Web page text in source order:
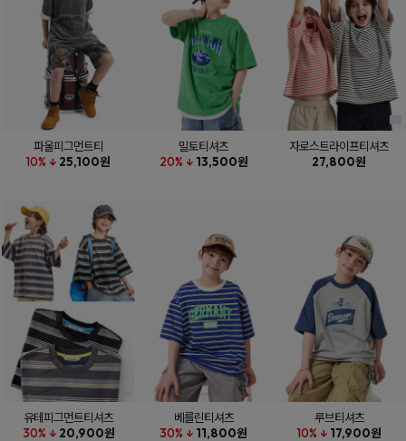
파울피그먼트티
10% ↓ 25,100원
밀토티셔츠
20% ↓ 13,500원
자로스트라이프티셔츠
27,800원
유테피그먼트티셔츠
30% ↓ 20,900원
베를린티셔츠
30% ↓ 11,800원
루브티셔츠
10% ↓ 17,900원